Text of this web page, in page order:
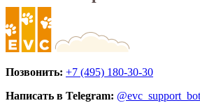
Позвонить: +7 (495) 180-30-30
Написать в Telegram: @evc_support_bot